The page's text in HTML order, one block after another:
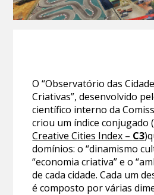
O “Observatório das
Criativas”, desenvolvido
científico interno da
criou um índice conjugado (
Creative Cities Index – C3
domínios: o “dinamismo
“economia criativa” e o
de cada cidade. Cada um
é composto por várias